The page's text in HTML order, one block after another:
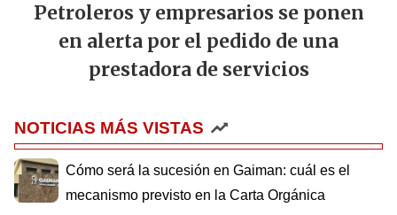
Petroleros y empresarios se ponen
en alerta por el pedido de una
prestadora de servicios
NOTICIAS MÁS VISTAS
Cómo será la sucesión en Gaiman: cuál es el
mecanismo previsto en la Carta Orgánica